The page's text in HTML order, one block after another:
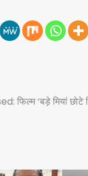
‘बड़े मियां छोटे